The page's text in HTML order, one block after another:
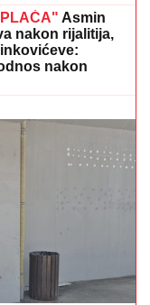
RUKA
u kolima:
KOJI SU
5 dana
Stankovića: